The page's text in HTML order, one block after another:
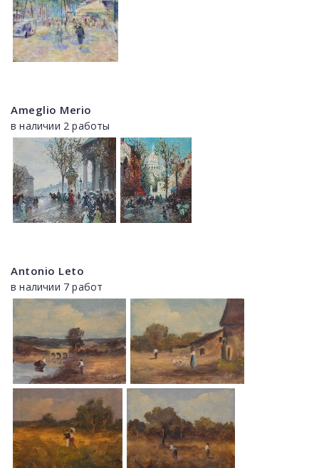
Ameglio Merio
в наличии 2 работы
Antonio Leto
в наличии 7 работ